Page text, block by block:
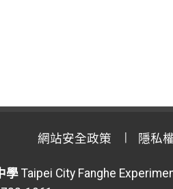
網站安全政策 隱私
學 Taipei City Fanghe